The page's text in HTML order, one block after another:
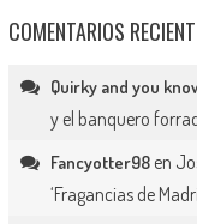
COMENTARIOS
Quirky and you
y el banquero
Fancyotter98en
‘Fragancias de